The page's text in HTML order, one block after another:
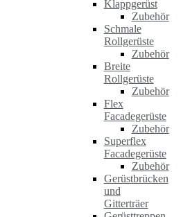
Klappgerüst
Zubehör
Schmale
Rollgerüste
Zubehör
Breite
Rollgerüste
Zubehör
Flex
Facadegerüste
Zubehör
Superflex
Facadegerüste
Zubehör
Gerüstbrücken
und
Gitterträer